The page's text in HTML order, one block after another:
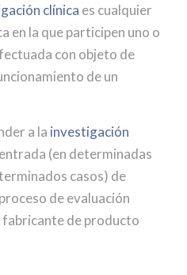
clínica es cualquier
en la que participen uno o
con objeto de
de un
a la investigación
(en determinadas
casos) de
de evaluación
fabricante de producto